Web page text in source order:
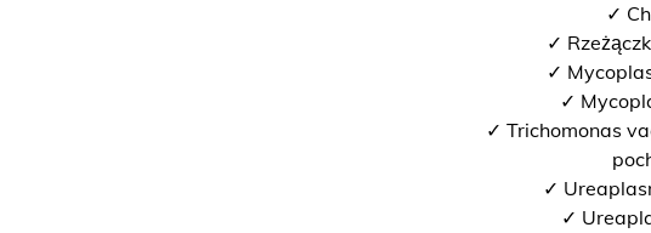
✓
✓
✓
✓
✓ Trichomonas
✓
✓